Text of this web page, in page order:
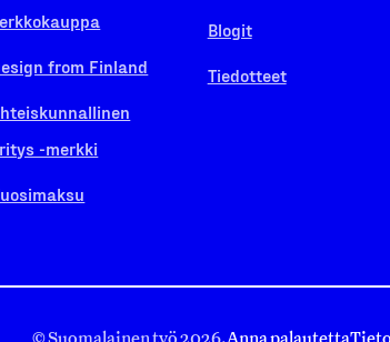
from Finland
-merkki
Blogit
Tiedotteet